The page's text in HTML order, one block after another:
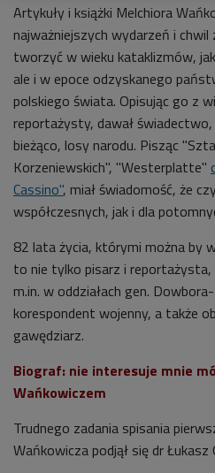
Artykuły i książki Melchiora
najważniejszych wydarzeń i chwil
tworzyć w wieku kataklizmów,
ale i w epoce odzyskanego
polskiego świata. Opisując go z
reportażysty, dawał
bieżąco, losy narodu. Pisząc
Korzeniewskich", "Westerplatte"
Cassino", miał świadomość, że
współczesnych, jak i dla
82 lata życia, którymi można by
to nie tylko pisarz i reportażysta,
m.in. w oddziałach gen.
korespondent wojenny, a także
gawędziarz.
Biograf: nie interesuje mnie
Wańkowiczem
Trudnego zadania spisania
Wańkowicza podjął się drŁukasz